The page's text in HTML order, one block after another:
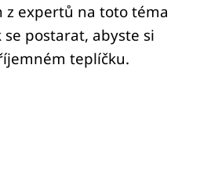
z expertů na toto téma
postarat, abyste si
teplíčku.